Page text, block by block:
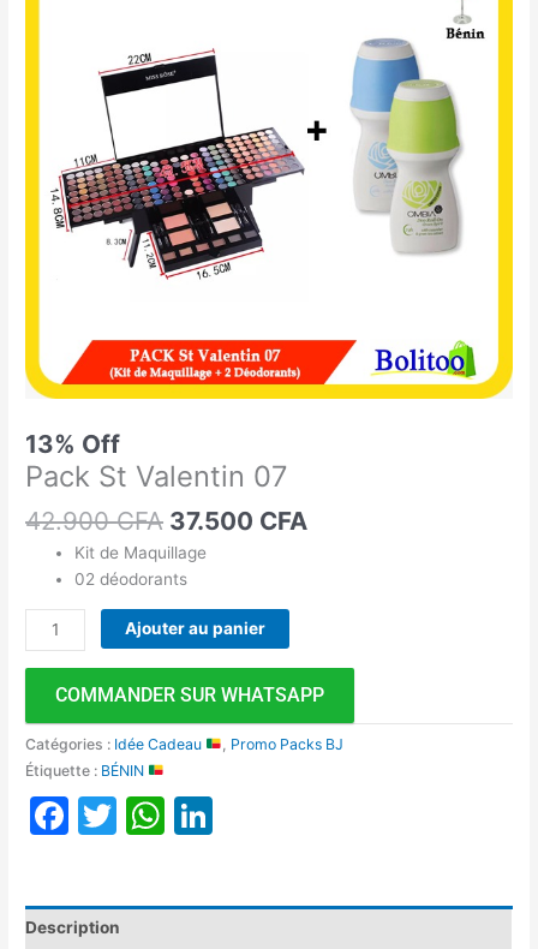
13% Off
Pack St Valentin 07
42.900CFA 37.500 CFA
37.500 CFA.
Kit de Maquillage
02 déodorants
Ajouter au panier
COMMANDER SUR WHATSAPP
Catégories : Idée Cadeau
Promo Packs BJ
Étiquette : BÉNIN
Facebook
TwitterWhatsApp
Description